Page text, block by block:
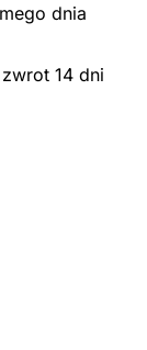
dnia
14 dni